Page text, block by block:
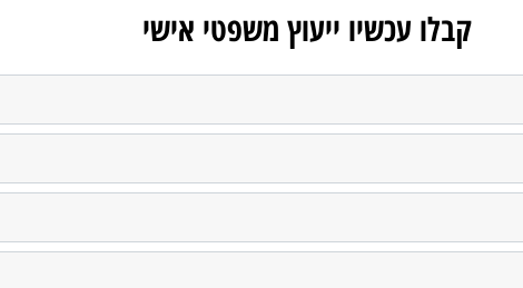
קבלו עכשיו ייעוץ משפטי אישי